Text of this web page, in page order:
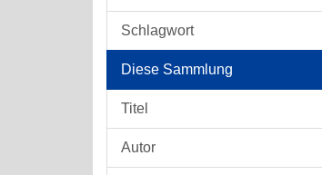
Schlagwort
Diese Sammlung
Titel
Autor